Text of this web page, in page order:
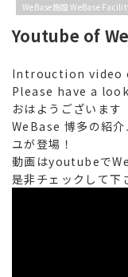
WeBase施設 WeBase
Youtube of
Introuction video
Please have a
おはようございます
WeBase 博多の紹
ユが登場！
動画はyoutubeで
是非チェックして下